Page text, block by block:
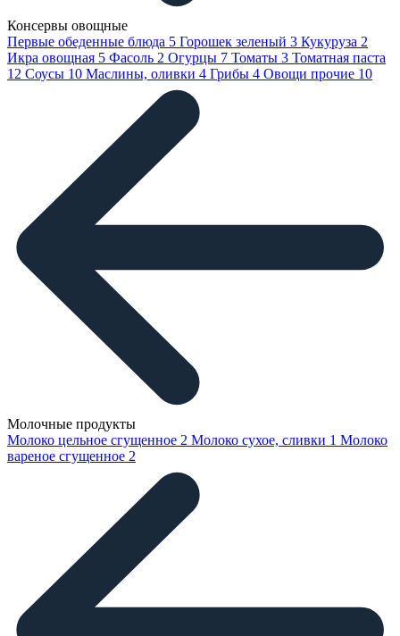
Консервы овощные
Первые обеденные блюда 5 Горошек зеленый 3 Кукуруза 2
Икра овощная 5 Фасоль 2 Огурцы 7 Томаты 3 Томатная паста
12 Соусы 10 Маслины, оливки 4 Грибы 4 Овощи прочие 10
Молочные продукты
Молоко цельное сгущенное 2 Молоко сухое, сливки 1 Молоко
вареное сгущенное 2